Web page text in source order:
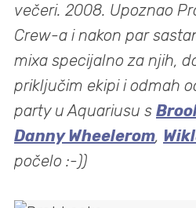
večeri. 2008. Upoznao
Crew-a i nakon par
mixa specijalno za njih,
priključim ekipi i odmah
party u Aquariusu s
Danny Wheelerom,
počelo :-))